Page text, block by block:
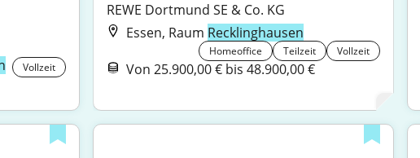
Vollzeit
REWE Dortmund SE & Co. KG
Essen, Raum Recklinghausen
Homeoffice Teilzeit Vollzeit
Von 25.900,00 € bis 48.900,00 €